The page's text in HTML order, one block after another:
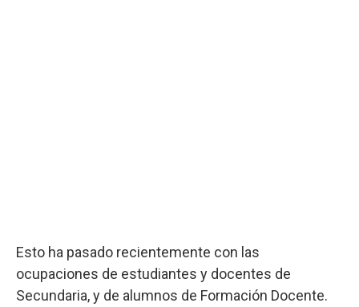
Esto ha pasado recientemente con las
ocupaciones de estudiantes y docentes de
Secundaria, y de alumnos de Formación Docente.